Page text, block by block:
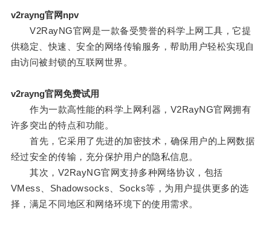
v2rayng官网npv
V2RayNG官网是一款备受赞誉的科学上网工具，它提
供稳定、快速、安全的网络传输服务，帮助用户轻松实现自
由访问被封锁的互联网世界。
v2rayng官网免费试用
作为一款高性能的科学上网利器，V2RayNG官网拥有
许多突出的特点和功能。
首先，它采用了先进的加密技术，确保用户的上网数据
经过安全的传输，充分保护用户的隐私信息。
其次，V2RayNG官网支持多种网络协议，包括
VMess、Shadowsocks、Socks等，为用户提供更多的选
择，满足不同地区和网络环境下的使用需求。